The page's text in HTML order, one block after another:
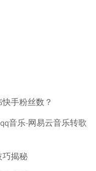
手粉丝数？
音乐-网易云音乐转歌
巧揭秘